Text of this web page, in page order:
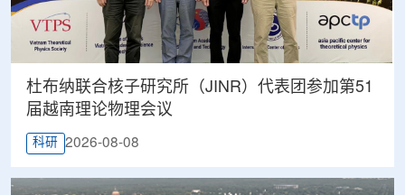
杜布纳联合核子研究所（JINR）代表团参加第51
届越南理论物理会议
科研 2026-08-08